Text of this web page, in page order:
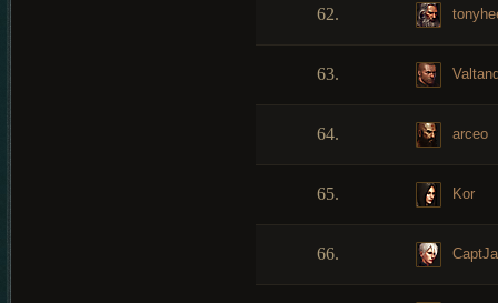
62.
63.
64. arceo
65. Kor
66.